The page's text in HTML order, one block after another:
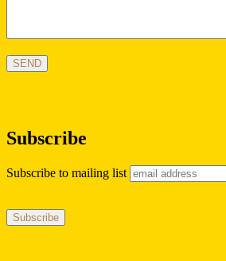
Subscribe
Subscribe to mailing list